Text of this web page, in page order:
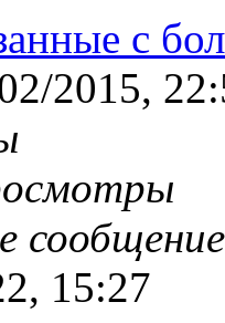
с
2015,
15:27